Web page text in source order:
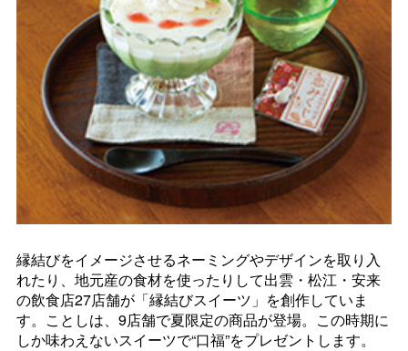
縁結びをイメージさせるネーミングやデザインを取り入
れたり、地元産の食材を使ったりして出雲・松江・安来
の飲食店27店舗が「縁結びスイーツ」を創作していま
す。ことしは、9店舗で夏限定の商品が登場。この時期に
しか味わえないスイーツで“口福”をプレゼントします。